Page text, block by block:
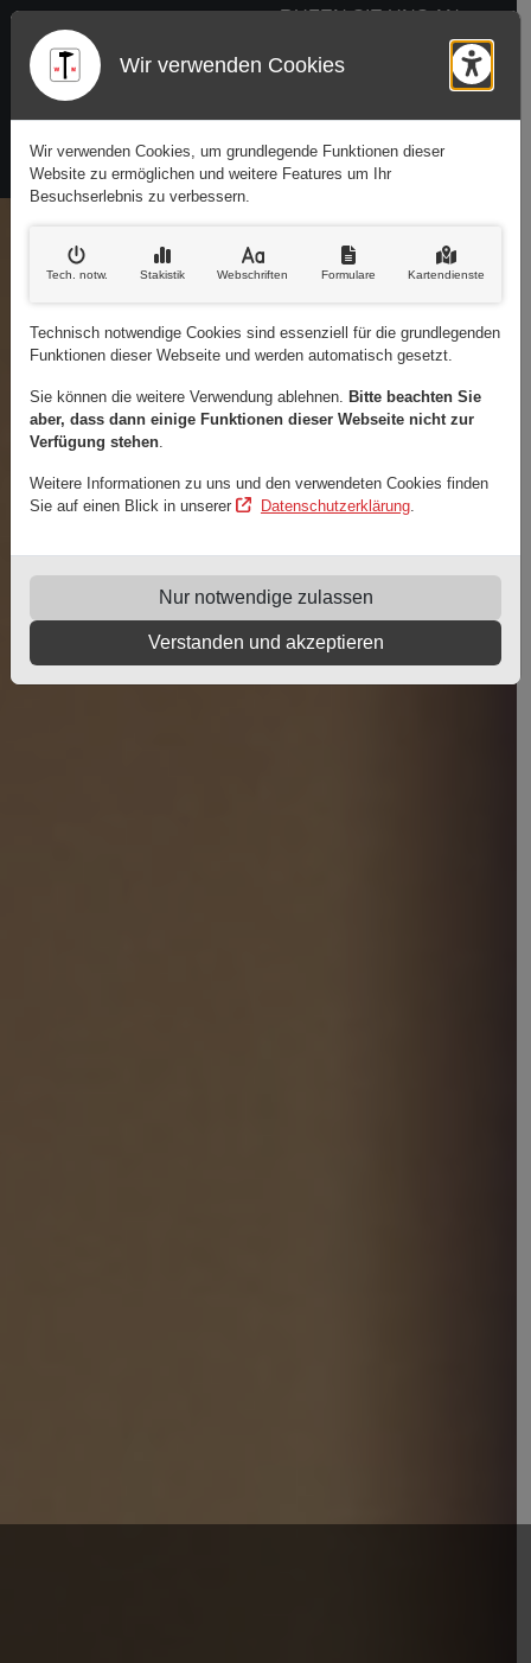
RUFEN SIE UNS AN:
(02 01) 59 03 74
Präzision in Metall
Wir verwenden Cookies
Wir verwenden Cookies, um grundlegende Funktionen dieser
Website zu ermöglichen und weitere Features um Ihr
Besuchserlebnis zu verbessern.
Tech. notw. Stakistik Webschriften Formulare Kartendienste
Technisch notwendige Cookies sind essenziell für die grundlegenden
Funktionen dieser Webseite und werden automatisch gesetzt.
Sie können die weitere Verwendung ablehnen. Bitte beachten Sie
aber, dass dann einige Funktionen dieser Webseite nicht zur
Verfügung stehen
Weitere Informationen zu uns und den verwendeten Cookies finden
Sie auf einen Blick in unserer
Datenschutzerklärung.
Nur notwendige zulassen
Verstanden und akzeptieren